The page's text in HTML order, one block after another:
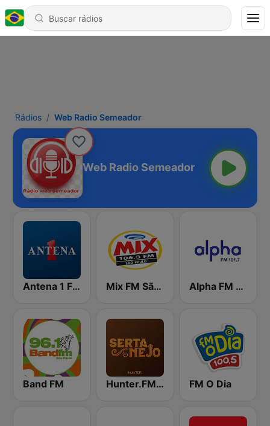
Rádios Web Radio Semeador
Web Radio Semeador
Antena 1 FM Mix FM São Paulo Alpha FM 101.7
Band FM Hunter.FM - Sertanejo FM O Dia